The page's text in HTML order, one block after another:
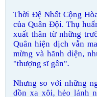
Thời Đệ Nhất Cộng
của Quân Đội. Thụ
xuất thân từ những
Quân hiện dịch vẫn
mừng và hãnh diện,
"thượng sĩ gân".
Nhưng so với những
đồn xa xôi, hẻo lánh